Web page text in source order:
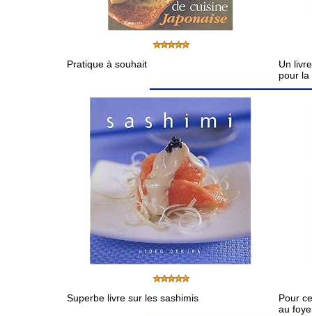
Pratique à souhait
Un
pour la
Superbe livre sur les sashimis
Pour
au